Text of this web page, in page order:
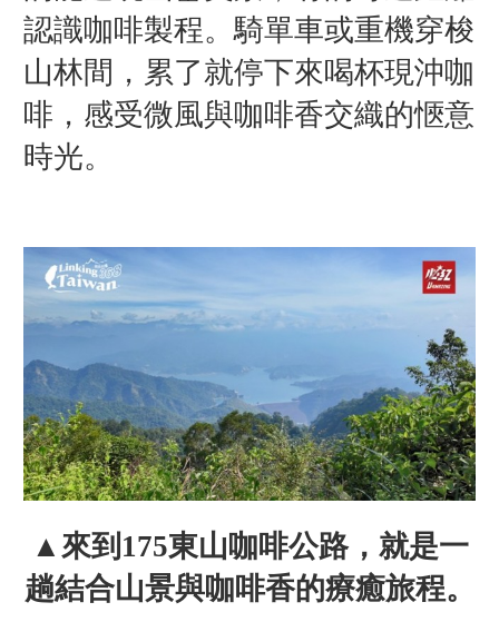
認識咖啡製程。騎單車或重機穿梭
山林間，累了就停下來喝杯現沖咖
啡，感受微風與咖啡香交織的愜意
時光。
▲來到175東山咖啡公路，就是一
趟結合山景與咖啡香的療癒旅程。